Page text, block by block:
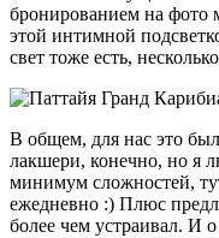
бронированием на фото
этой интимной
свет тоже есть,
В общем, для нас это
лакшери, конечно, но я
минимум сложностей,
ежедневно :) Плюс
более чем устраивал. И